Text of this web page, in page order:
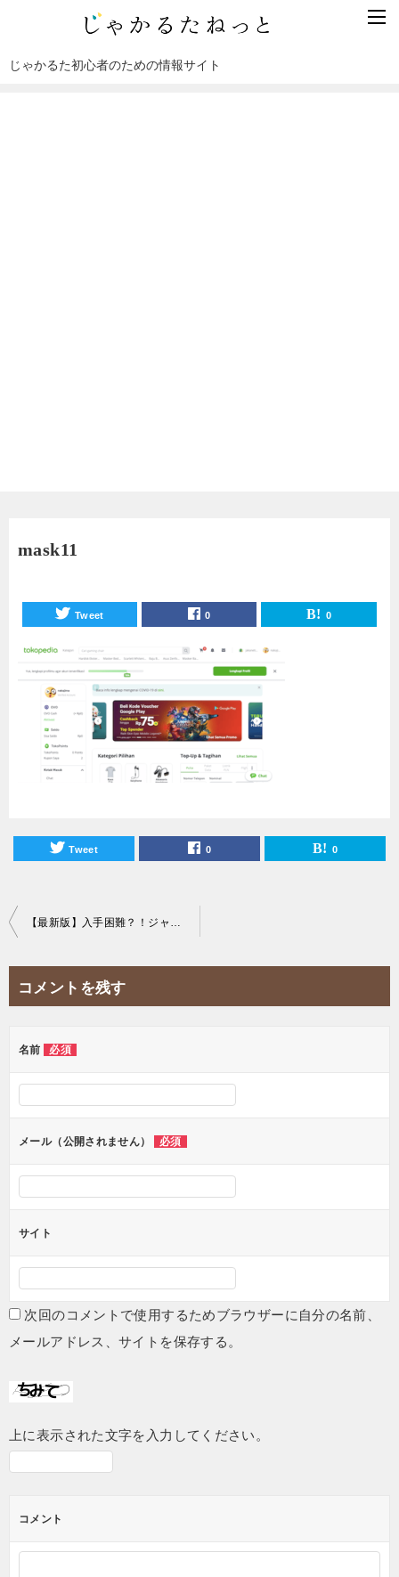
じゃかるた初心者のための情報サイト
mask11
Tweet 0 0
Tweet 0 0
投
ー
ョ
【最新版】入手困難？！ジャカルタでマスクを購入できるショップ5選！
コメントを残す
名前 必須
メール（公開されません） 必須
サイト
次回のコメントで使用するためブラウザーに自分の名前、
メールアドレス、サイトを保存する。
上に表示された文字を入力してください。
コメント